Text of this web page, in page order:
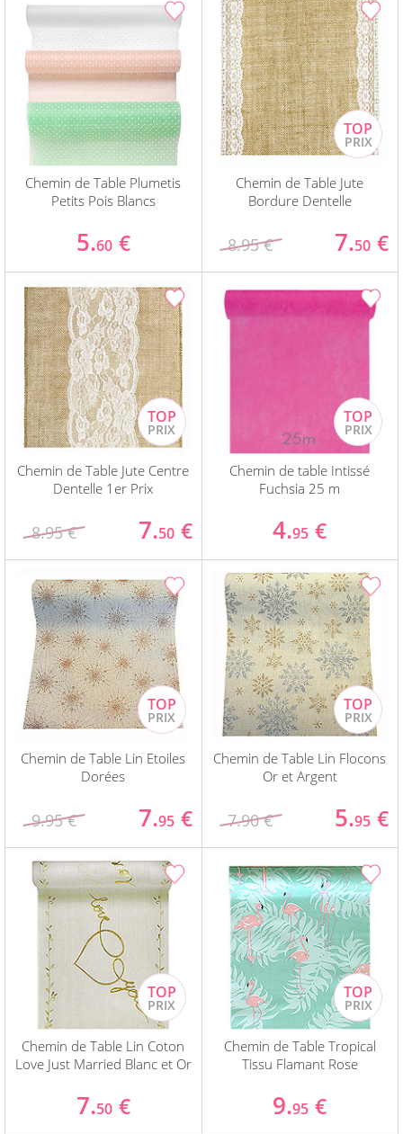
Chemin de Table Plumetis
Petits Pois Blancs
5.60 €
Chemin de Table Jute
Bordure Dentelle
8.95 € 7.50 €
Chemin de Table Jute Centre
Dentelle 1er Prix
8.95 € 7.50 €
Chemin de table Intissé
Fuchsia 25 m
4.95 €
Chemin de Table Lin Etoiles
Dorées
9.95 € 7.95 €
Chemin de Table Lin Flocons
Or et Argent
7.90 € 5.95 €
Chemin de Table Lin Coton
Love Just Married Blanc et Or
7.50 €
Chemin de Table Tropical
Tissu Flamant Rose
9.95 €